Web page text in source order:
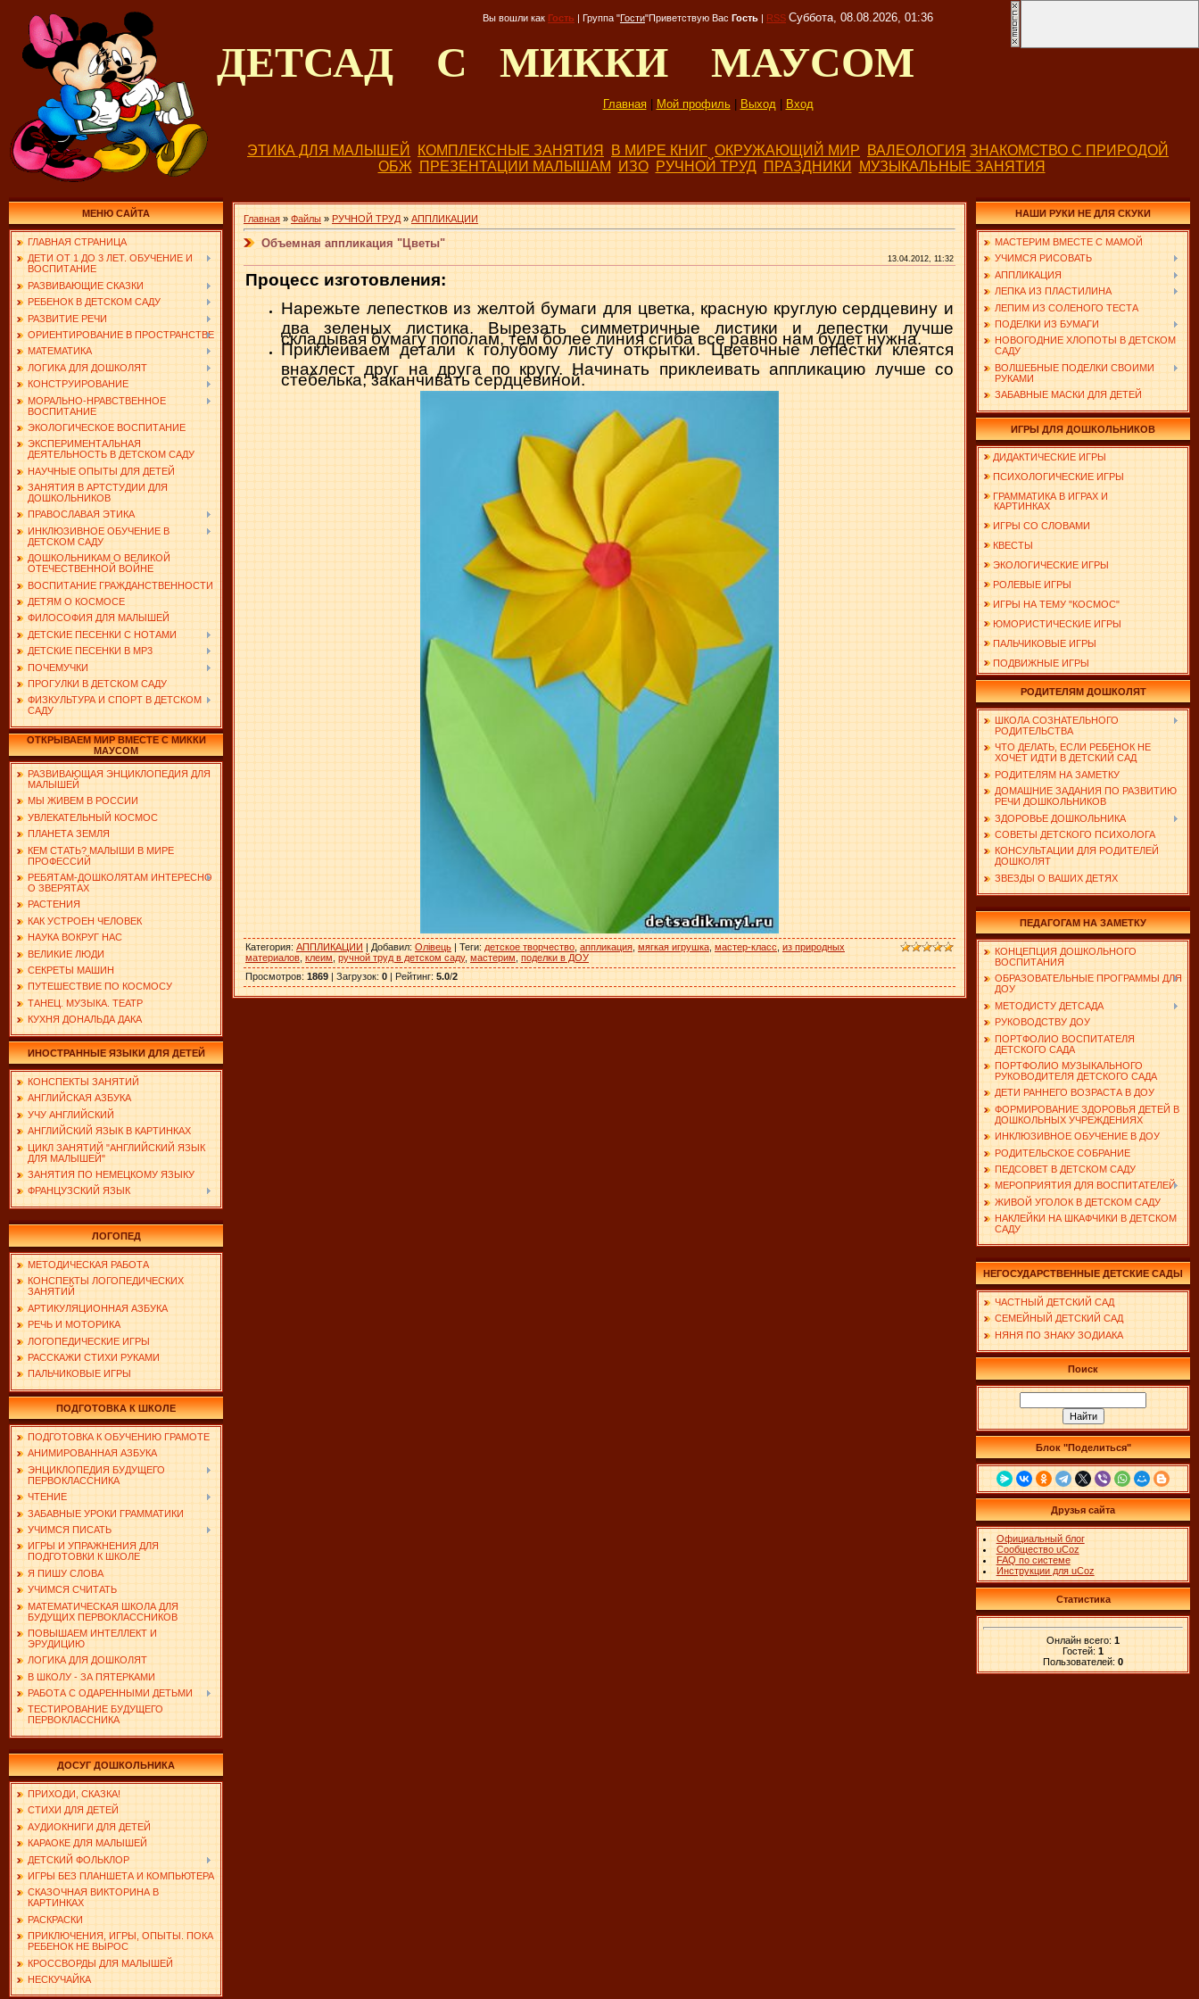
Вы вошли как Гость | Группа "Гости"Приветствую Вас Гость | RSS Суббота, 08.08.2026, 01:36
ДЕТСАД С МИККИ МАУСОМ
Главная| Мой профиль| Выход| Вход
ЭТИКА ДЛЯ МАЛЫШЕЙ КОМПЛЕКСНЫЕ ЗАНЯТИЯ В МИРЕ КНИГ ОКРУЖАЮЩИЙ МИР ВАЛЕОЛОГИЯ ЗНАКОМСТВО С ПРИРОДОЙ
ОБЖ
ПРЕЗЕНТАЦИИ МАЛЫШАМ ИЗО РУЧНОЙ ТРУД ПРАЗДНИКИ МУЗЫКАЛЬНЫЕ ЗАНЯТИЯ
МЕНЮ САЙТА
ГЛАВНАЯ СТРАНИЦА
ДЕТИ ОТ 1 ДО 3 ЛЕТ. ОБУЧЕНИЕ И
ВОСПИТАНИЕ
РАЗВИВАЮЩИЕ СКАЗКИ
РЕБЕНОК В ДЕТСКОМ САДУ
РАЗВИТИЕ РЕЧИ
ОРИЕНТИРОВАНИЕ В ПРОСТРАНСТВЕ
МАТЕМАТИКА
ЛОГИКА ДЛЯ ДОШКОЛЯТ
КОНСТРУИРОВАНИЕ
МОРАЛЬНО-НРАВСТВЕННОЕ
ВОСПИТАНИЕ
ЭКОЛОГИЧЕСКОЕ ВОСПИТАНИЕ
ЭКСПЕРИМЕНТАЛЬНАЯ
ДЕЯТЕЛЬНОСТЬ В ДЕТСКОМ САДУ
НАУЧНЫЕ ОПЫТЫ ДЛЯ ДЕТЕЙ
ЗАНЯТИЯ В АРТСТУДИИ ДЛЯ
ДОШКОЛЬНИКОВ
ПРАВОСЛАВАЯ ЭТИКА
ИНКЛЮЗИВНОЕ ОБУЧЕНИЕ В
ДЕТСКОМ САДУ
ДОШКОЛЬНИКАМ О ВЕЛИКОЙ
ОТЕЧЕСТВЕННОЙ ВОЙНЕ
ВОСПИТАНИЕ ГРАЖДАНСТВЕННОСТИ
ДЕТЯМ О КОСМОСЕ
ФИЛОСОФИЯ ДЛЯ МАЛЫШЕЙ
ДЕТСКИЕ ПЕСЕНКИ С НОТАМИ
ДЕТСКИЕ ПЕСЕНКИ В MP3
ПОЧЕМУЧКИ
ПРОГУЛКИ В ДЕТСКОМ САДУ
ФИЗКУЛЬТУРА И СПОРТ В ДЕТСКОМ
САДУ
ОТКРЫВАЕМ МИР ВМЕСТЕ С МИККИ
МАУСОМ
РАЗВИВАЮЩАЯ ЭНЦИКЛОПЕДИЯ ДЛЯ
МАЛЫШЕЙ
МЫ ЖИВЕМ В РОССИИ
УВЛЕКАТЕЛЬНЫЙ КОСМОС
ПЛАНЕТА ЗЕМЛЯ
КЕМ СТАТЬ? МАЛЫШИ В МИРЕ
ПРОФЕССИЙ
РЕБЯТАМ-ДОШКОЛЯТАМ ИНТЕРЕСНО
О ЗВЕРЯТАХ
РАСТЕНИЯ
КАК УСТРОЕН ЧЕЛОВЕК
НАУКА ВОКРУГ НАС
ВЕЛИКИЕ ЛЮДИ
СЕКРЕТЫ МАШИН
ПУТЕШЕСТВИЕ ПО КОСМОСУ
ТАНЕЦ. МУЗЫКА. ТЕАТР
КУХНЯ ДОНАЛЬДА ДАКА
ИНОСТРАННЫЕ ЯЗЫКИ ДЛЯ ДЕТЕЙ
КОНСПЕКТЫ ЗАНЯТИЙ
АНГЛИЙСКАЯ АЗБУКА
УЧУ АНГЛИЙСКИЙ
АНГЛИЙСКИЙ ЯЗЫК В КАРТИНКАХ
ЦИКЛ ЗАНЯТИЙ "АНГЛИЙСКИЙ ЯЗЫК
ДЛЯ МАЛЫШЕЙ"
ЗАНЯТИЯ ПО НЕМЕЦКОМУ ЯЗЫКУ
ФРАНЦУЗСКИЙ ЯЗЫК
ЛОГОПЕД
МЕТОДИЧЕСКАЯ РАБОТА
КОНСПЕКТЫ ЛОГОПЕДИЧЕСКИХ
ЗАНЯТИЙ
АРТИКУЛЯЦИОННАЯ АЗБУКА
РЕЧЬ И МОТОРИКА
ЛОГОПЕДИЧЕСКИЕ ИГРЫ
РАССКАЖИ СТИХИ РУКАМИ
ПАЛЬЧИКОВЫЕ ИГРЫ
ПОДГОТОВКА К ШКОЛЕ
ПОДГОТОВКА К ОБУЧЕНИЮ ГРАМОТЕ
АНИМИРОВАННАЯ АЗБУКА
ЭНЦИКЛОПЕДИЯ БУДУЩЕГО
ПЕРВОКЛАССНИКА
ЧТЕНИЕ
ЗАБАВНЫЕ УРОКИ ГРАММАТИКИ
УЧИМСЯ ПИСАТЬ
ИГРЫ И УПРАЖНЕНИЯ ДЛЯ
ПОДГОТОВКИ К ШКОЛЕ
Я ПИШУ СЛОВА
УЧИМСЯ СЧИТАТЬ
МАТЕМАТИЧЕСКАЯ ШКОЛА ДЛЯ
БУДУЩИХ ПЕРВОКЛАССНИКОВ
ПОВЫШАЕМ ИНТЕЛЛЕКТ И
ЭРУДИЦИЮ
ЛОГИКА ДЛЯ ДОШКОЛЯТ
В ШКОЛУ - ЗА ПЯТЕРКАМИ
РАБОТА С ОДАРЕННЫМИ ДЕТЬМИ
ТЕСТИРОВАНИЕ БУДУЩЕГО
ПЕРВОКЛАССНИКА
ДОСУГ ДОШКОЛЬНИКА
ПРИХОДИ, СКАЗКА!
СТИХИ ДЛЯ ДЕТЕЙ
АУДИОКНИГИ ДЛЯ ДЕТЕЙ
КАРАОКЕ ДЛЯ МАЛЫШЕЙ
ДЕТСКИЙ ФОЛЬКЛОР
ИГРЫ БЕЗ ПЛАНШЕТА И КОМПЬЮТЕРА
СКАЗОЧНАЯ ВИКТОРИНА В
КАРТИНКАХ
РАСКРАСКИ
ПРИКЛЮЧЕНИЯ, ИГРЫ, ОПЫТЫ. ПОКА
РЕБЕНОК НЕ ВЫРОС
КРОССВОРДЫ ДЛЯ МАЛЫШЕЙ
НЕСКУЧАЙКА
Главная » Файлы » РУЧНОЙ ТРУД » АППЛИКАЦИИ
Объемная аппликация "Цветы"
13.04.2012, 11:32
Процесс изготовления:
Нарежьте лепестков из желтой бумаги для цветка, красную круглую сердцевину и
два зеленых листика. Вырезать симметричные листики и лепестки лучше
складывая бумагу пополам, тем более линия сгиба все равно нам будет нужна.
Приклеиваем детали к голубому листу открытки. Цветочные лепестки клеятся
внахлест друг на друга по кругу. Начинать приклеивать аппликацию лучше со
стебелька, заканчивать сердцевиной.
Категория: АППЛИКАЦИИ | Добавил: Олівець | Теги: детское творчество аппликация мягкая игрушка мастер-класс из природных
материалов клеим ручной труд в детском саду, мастерим поделки в ДОУ
Просмотров: 1869 | Загрузок: 0 | Рейтинг: 5.0/2
НАШИ РУКИ НЕ ДЛЯ СКУКИ
МАСТЕРИМ ВМЕСТЕ С МАМОЙ
УЧИМСЯ РИСОВАТЬ
АППЛИКАЦИЯ
ЛЕПКА ИЗ ПЛАСТИЛИНА
ЛЕПИМ ИЗ СОЛЕНОГО ТЕСТА
ПОДЕЛКИ ИЗ БУМАГИ
НОВОГОДНИЕ ХЛОПОТЫ В ДЕТСКОМ
САДУ
ВОЛШЕБНЫЕ ПОДЕЛКИ СВОИМИ
РУКАМИ
ЗАБАВНЫЕ МАСКИ ДЛЯ ДЕТЕЙ
ИГРЫ ДЛЯ ДОШКОЛЬНИКОВ
ДИДАКТИЧЕСКИЕ ИГРЫ
ПСИХОЛОГИЧЕСКИЕ ИГРЫ
ГРАММАТИКА В ИГРАХ И
КАРТИНКАХ
ИГРЫ СО СЛОВАМИ
КВЕСТЫ
ЭКОЛОГИЧЕСКИЕ ИГРЫ
РОЛЕВЫЕ ИГРЫ
ИГРЫ НА ТЕМУ "КОСМОС"
ЮМОРИСТИЧЕСКИЕ ИГРЫ
ПАЛЬЧИКОВЫЕ ИГРЫ
ПОДВИЖНЫЕ ИГРЫ
РОДИТЕЛЯМ ДОШКОЛЯТ
ШКОЛА СОЗНАТЕЛЬНОГО
РОДИТЕЛЬСТВА
ЧТО ДЕЛАТЬ, ЕСЛИ РЕБЕНОК НЕ
ХОЧЕТ ИДТИ В ДЕТСКИЙ САД
РОДИТЕЛЯМ НА ЗАМЕТКУ
ДОМАШНИЕ ЗАДАНИЯ ПО РАЗВИТИЮ
РЕЧИ ДОШКОЛЬНИКОВ
ЗДОРОВЬЕ ДОШКОЛЬНИКА
СОВЕТЫ ДЕТСКОГО ПСИХОЛОГА
КОНСУЛЬТАЦИИ ДЛЯ РОДИТЕЛЕЙ
ДОШКОЛЯТ
ЗВЕЗДЫ О ВАШИХ ДЕТЯХ
ПЕДАГОГАМ НА ЗАМЕТКУ
КОНЦЕПЦИЯ ДОШКОЛЬНОГО
ВОСПИТАНИЯ
ОБРАЗОВАТЕЛЬНЫЕ ПРОГРАММЫ ДЛЯ
ДОУ
МЕТОДИСТУ ДЕТСАДА
РУКОВОДСТВУ ДОУ
ПОРТФОЛИО ВОСПИТАТЕЛЯ
ДЕТСКОГО САДА
ПОРТФОЛИО МУЗЫКАЛЬНОГО
РУКОВОДИТЕЛЯ ДЕТСКОГО САДА
ДЕТИ РАННЕГО ВОЗРАСТА В ДОУ
ФОРМИРОВАНИЕ ЗДОРОВЬЯ ДЕТЕЙ В
ДОШКОЛЬНЫХ УЧРЕЖДЕНИЯХ
ИНКЛЮЗИВНОЕ ОБУЧЕНИЕ В ДОУ
РОДИТЕЛЬСКОЕ СОБРАНИЕ
ПЕДСОВЕТ В ДЕТСКОМ САДУ
МЕРОПРИЯТИЯ ДЛЯ ВОСПИТАТЕЛЕЙ
ЖИВОЙ УГОЛОК В ДЕТСКОМ САДУ
НАКЛЕЙКИ НА ШКАФЧИКИ В ДЕТСКОМ
САДУ
НЕГОСУДАРСТВЕННЫЕ ДЕТСКИЕ САДЫ
ЧАСТНЫЙ ДЕТСКИЙ САД
СЕМЕЙНЫЙ ДЕТСКИЙ САД
НЯНЯ ПО ЗНАКУ ЗОДИАКА
Поиск
Блок "Поделиться"
Друзья сайта
Официальный блог
Сообщество uCoz
FAQ по системе
Инструкции для uCoz
Статистика
Онлайн всего: 1
Гостей: 1
Пользователей: 0